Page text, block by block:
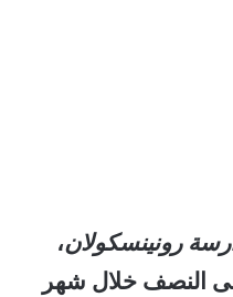
رونينسكولان،
النصف خلال شهر